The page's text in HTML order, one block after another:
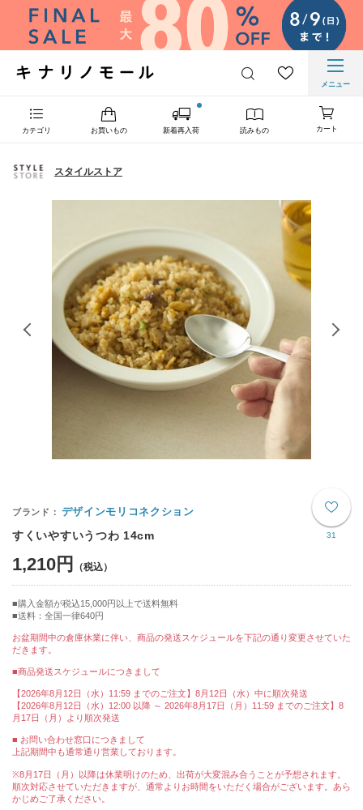
メニュー
カテゴリ お買いもの 新着再入荷 読みもの カート
スタイルストア
31
デザインモリコネクション
すくいやすいうつわ 14cm
1,210円
購入金額が税込15,000円以上で送料無料
送料：全国一律640円
お盆期間中の倉庫休業に伴い、商品の発送スケジュールを下記の通り変更させていた
だきます。
■商品発送スケジュールにつきまして
【2026年8月12日（水）11:59 までのご注文】8月12日（水）中に順次発送
【2026年8月12日（水）12:00 以降 ～ 2026年8月17日（月）11:59 までのご注文】8
月17日（月）より順次発送
■ お問い合わせ窓口につきまして
上記期間中も通常通り営業しております。
※8月17日（月）以降は休業明けのため、出荷が大変混み合うことが予想されます。
順次対応させていただきますが、通常よりお時間をいただく場合がございます。あら
かじめご了承ください。